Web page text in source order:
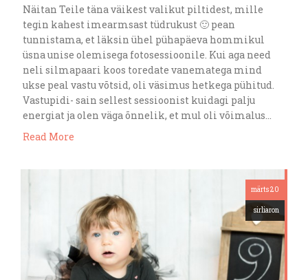
Näitan Teile täna väikest valikut piltidest, mille
tegin kahest imearmsast tüdrukust 🙂 pean
tunnistama, et läksin ühel pühapäeva hommikul
üsna unise olemisega fotosessioonile. Kui aga need
neli silmapaari koos toredate vanematega mind
ukse peal vastu võtsid, oli väsimus hetkega pühitud.
Vastupidi- sain sellest sessioonist kuidagi palju
energiat ja olen väga õnnelik, et mul oli võimalus…
Read More
märts 20
sirliaron